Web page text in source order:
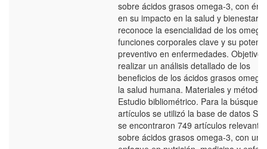
sobre ácidos grasos omega-3, con
en su impacto en la salud y bienestar.
reconoce la esencialidad de los
funciones corporales clave y su
preventivo en enfermedades. Objetivo.
realizar un análisis detallado de los
beneficios de los ácidos grasos
la salud humana. Materiales y
Estudio bibliométrico. Para la
artículos se utilizó la base de datos
se encontraron 749 artículos
sobre ácidos grasos omega-3, con un